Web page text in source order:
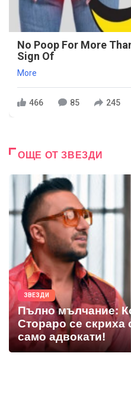
No Poop For More
Sign Of
More
466 85 245
ОЩЕ ОТ ЗВЕЗДИ
ЗВЕЗДИ
Пълно мълчание:
Стораро се скриха
само адвокати!